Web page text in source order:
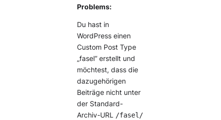
Problems:
Du hast in
WordPress einen
Custom Post Type
„fasel“ erstellt und
möchtest, dass die
dazugehörigen
Beiträge nicht unter
der Standard-
Archiv-URL /fasel/